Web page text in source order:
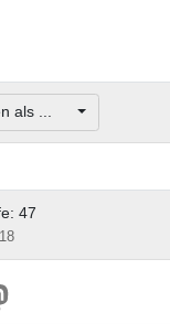
als ...
47